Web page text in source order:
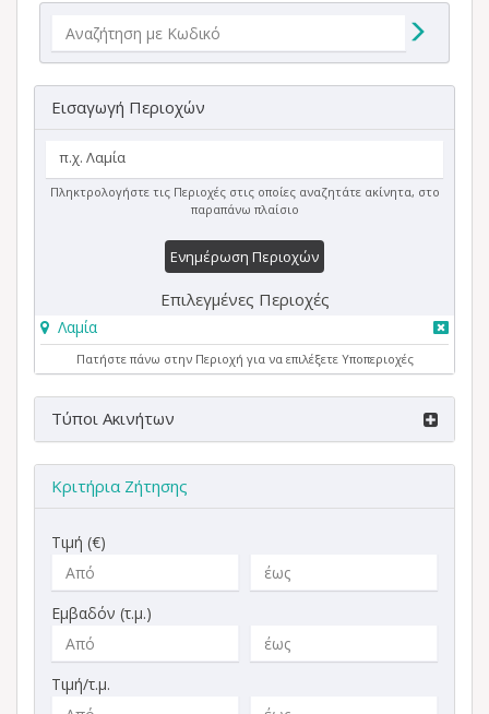
Εισαγωγή Περιοχών
Πληκτρολογήστε τις Περιοχές στις οποίες αναζητάτε ακίνητα, στο
παραπάνω πλαίσιο
Ενημέρωση Περιοχών
Επιλεγμένες Περιοχές
Λαμία
Πατήστε πάνω στην Περιοχή για να επιλέξετε Υποπεριοχές
Τύποι Ακινήτων
Κριτήρια Ζήτησης
Τιμή (€)
Εμβαδόν (τ.μ.)
Τιμή/τ.μ.